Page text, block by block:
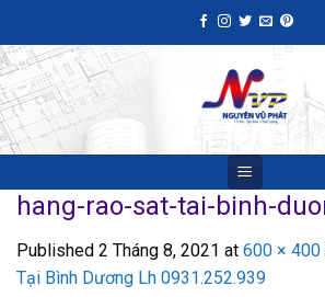
to
content
hang-rao-sat-tai-binh-
Published 2 Tháng 8, 2021 at 600 × 400
Tại Bình Dương Lh 0931.252.939